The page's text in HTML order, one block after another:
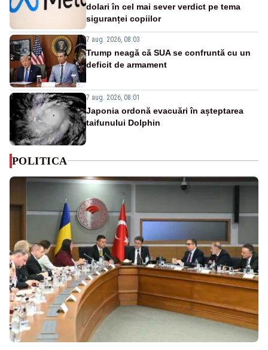
dolari în cel mai sever verdict pe tema
siguranței copiilor
7 aug. 2026, 08:03
Trump neagă că SUA se confruntă cu un
deficit de armament
7 aug. 2026, 08:01
Japonia ordonă evacuări în așteptarea
taifunului Dolphin
POLITICA